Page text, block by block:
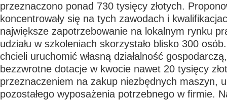
przeznaczono ponad 730 tysięcy złotych.
koncentrowały się na tych zawodach i
największe zapotrzebowanie na lokalnym rynku
udziału w szkoleniach skorzystało blisko 300
chcieli uruchomić własną działalność
bezzwrotne dotacje w kwocie nawet 20 tysięcy
przeznaczeniem na zakup niezbędnych maszyn,
pozostałego wyposażenia potrzebnego w firmie.